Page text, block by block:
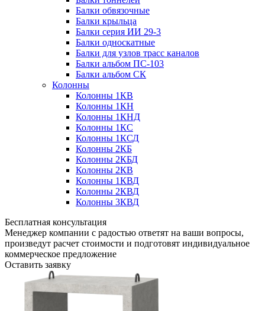
Балки обвязочные
Балки крыльца
Балки серия ИИ 29-3
Балки односкатные
Балки для узлов трасс каналов
Балки альбом ПС-103
Балки альбом СК
Колонны
Колонны 1КВ
Колонны 1КН
Колонны 1КНД
Колонны 1КС
Колонны 1КСД
Колонны 2КБ
Колонны 2КБД
Колонны 2КВ
Колонны 1КВД
Колонны 2КВД
Колонны 3КВД
Бесплатная консультация
Менеджер компании с радостью ответят на ваши вопросы,
произведут расчет стоимости и подготовят индивидуальное
коммерческое предложение
Оставить заявку